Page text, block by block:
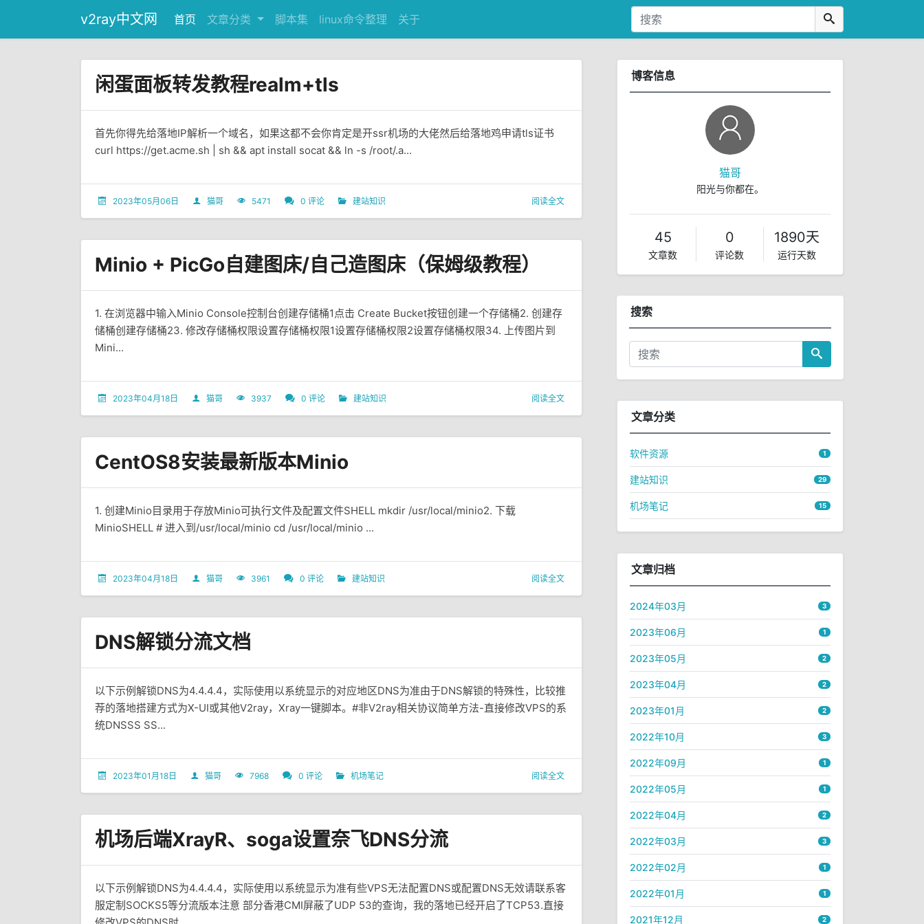
v2ray中文网 首页 文章分类 脚本集 linux命令整理 关于
闲蛋面板转发教程realm+tls
首先你得先给落地IP解析一个域名，如果这都不会你肯定是开ssr机场的大佬然后给落地鸡申请tls证书
curl https://get.acme.sh | sh && apt install socat && ln -s /root/.a...
2023年05月06日 猫哥 5471 0 评论 建站知识 阅读全文
Minio + PicGo自建图床/自己造图床（保姆级教程）
1. 在浏览器中输入Minio Console控制台创建存储桶1点击 Create Bucket按钮创建一个存储桶2. 创建存
储桶创建存储桶23. 修改存储桶权限设置存储桶权限1设置存储桶权限2设置存储桶权限34. 上传图片到
Mini...
2023年04月18日 猫哥 3937 0 评论 建站知识 阅读全文
CentOS8安装最新版本Minio
1. 创建Minio目录用于存放Minio可执行文件及配置文件SHELL mkdir /usr/local/minio2. 下载
MinioSHELL # 进入到/usr/local/minio cd /usr/local/minio ...
2023年04月18日 猫哥 3961 0 评论 建站知识 阅读全文
DNS解锁分流文档
以下示例解锁DNS为4.4.4.4，实际使用以系统显示的对应地区DNS为准由于DNS解锁的特殊性，比较推
荐的落地搭建方式为X-UI或其他V2ray，Xray一键脚本。#非V2ray相关协议简单方法-直接修改VPS的系
统DNSSS SS...
2023年01月18日 猫哥 7968 0 评论 机场笔记 阅读全文
机场后端XrayR、soga设置奈飞DNS分流
以下示例解锁DNS为4.4.4.4，实际使用以系统显示为准有些VPS无法配置DNS或配置DNS无效请联系客
服定制SOCKS5等分流版本注意 部分香港CMI屏蔽了UDP 53的查询，我的落地已经开启了TCP53.直接
博客信息
猫哥
阳光与你都在。
45
文章数
0
评论数
1890天
运行天数
搜索
文章分类
软件资源 1
建站知识 29
机场笔记 15
文章归档
2024年03月 3
2023年06月 1
2023年05月 2
2023年04月 2
2023年01月 2
2022年10月 3
2022年09月 1
2022年05月 1
2022年04月 2
2022年03月 3
2022年02月 1
2022年01月 1
2021年12月 2